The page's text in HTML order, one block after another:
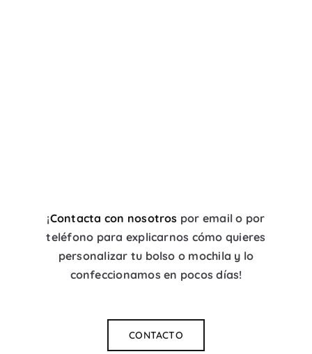
¡Contacta con nosotros por email o por
teléfono para explicarnos cómo quieres
personalizar tu bolso o mochila y lo
confeccionamos en pocos días!
CONTACTO